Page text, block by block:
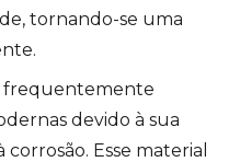
tornando-se uma
frequentemente
devido à sua
Esse material